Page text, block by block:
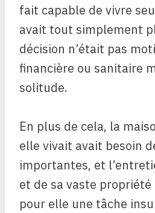
fait capable de vivre
avait tout simplement
décision n’était pas
financière ou sanitaire
solitude.
En plus de cela, la
elle vivait avait besoin
importantes, et
et de sa vaste
pour elle une tâche